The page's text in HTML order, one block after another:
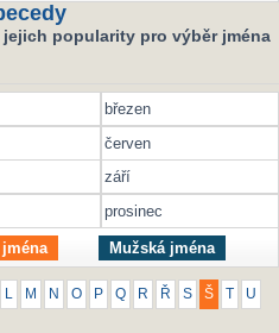
popularity pro výběr jména
březen
červen
září
prosinec
Mužská jména
M N O P Q R Ř S Š U